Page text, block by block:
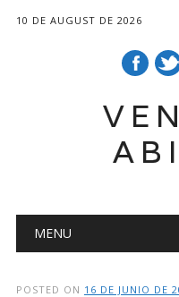
10 DE AUGUST DE 2026
Main menu
MENU
POSTED ON 16 DE JUNIO DE